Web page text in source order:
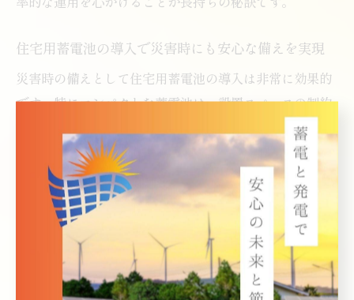
住宅用蓄電池の導入で災害時にも安心な備えを実現
災害時の備えとして住宅用蓄電池の導入は非常に効果的
です。特にコンパクトな蓄電池は、設置スペースの制約
が少なく、停電時にも最低限の電力供給を確保しやすい
点が評価されています。
実際の災害発生時には、冷蔵庫やスマートフォンの充
電、照明といった生活必需品への電力供給が重要です。
小型蓄電池でも、これらの最低限の家電に数時間から十
数時間程度電力を供給できるため、避難生活や在宅避難
時の安心感が大きく向上します。家庭用蓄電池の普及に